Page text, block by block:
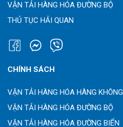
VẬN TẢI HÀNG HÓA ĐƯỜNG BỘ
THỦ TỤC HẢI QUAN
CHÍNH SÁCH
VẬN TẢI HÀNG HÓA HÀNG KHÔNG
VẬN TẢI HÀNG HÓA ĐƯỜNG BỘ
VẬN TẢI HÀNG HÓA ĐƯỜNG BIỂN